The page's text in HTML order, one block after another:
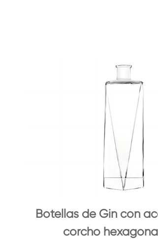
Botellas de Gin con
corcho